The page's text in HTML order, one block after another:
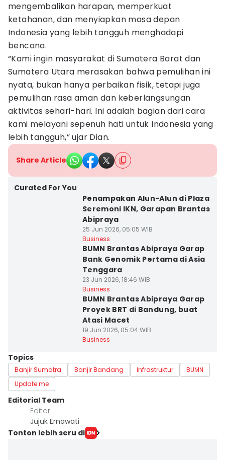
mengembalikan harapan, memperkuat
ketahanan, dan menyiapkan masa depan
Indonesia yang lebih tangguh menghadapi
bencana.
“Kami ingin masyarakat di Sumatera Barat dan
Sumatera Utara merasakan bahwa pemulihan ini
nyata, bukan hanya perbaikan fisik, tetapi juga
pemulihan rasa aman dan keberlangsungan
aktivitas sehari-hari. Ini adalah bagian dari cara
kami melayani sepenuh hati untuk Indonesia yang
lebih tangguh,” ujar Dian.
Share Article
Curated For You
Penampakan Alun-Alun di Plaza
Seremoni IKN, Garapan Brantas
Abipraya
25 Jun 2026, 05:05 WIB
Business
BUMN Brantas Abipraya Garap
Bank Genomik Pertama di Asia
Tenggara
23 Jun 2026, 18:46 WIB
Business
BUMN Brantas Abipraya Garap
Proyek BRT di Bandung, buat
Atasi Macet
19 Jun 2026, 05:04 WIB
Business
Topics
Banjir Sumatra Banjir Bandang Infrastruktur
BUMN
Update me
Editorial Team
Editor
Jujuk Ernawati
Tonton lebih seru di